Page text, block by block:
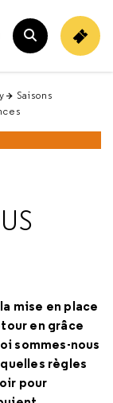
Rechercher
Saisons
mise en place
en grâce
sommes-nous
règles
pour